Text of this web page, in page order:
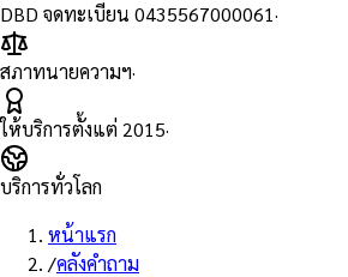
DBD จดทะเบียน 0435567000061·
สภาทนายความฯ·
ให้บริการตั้งแต่ 2015·
บริการทั่วโลก
หน้าแรก
/คลังคำถาม